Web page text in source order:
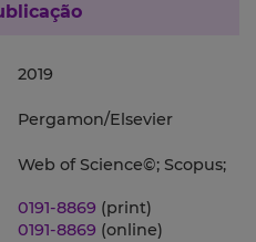
2019
Pergamon/Elsevier
Web of Science©; Scopus;
0191-8869 (print)
0191-8869 (online)